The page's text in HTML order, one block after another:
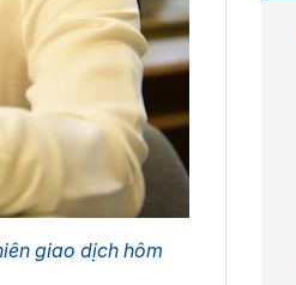
giao dịch hôm